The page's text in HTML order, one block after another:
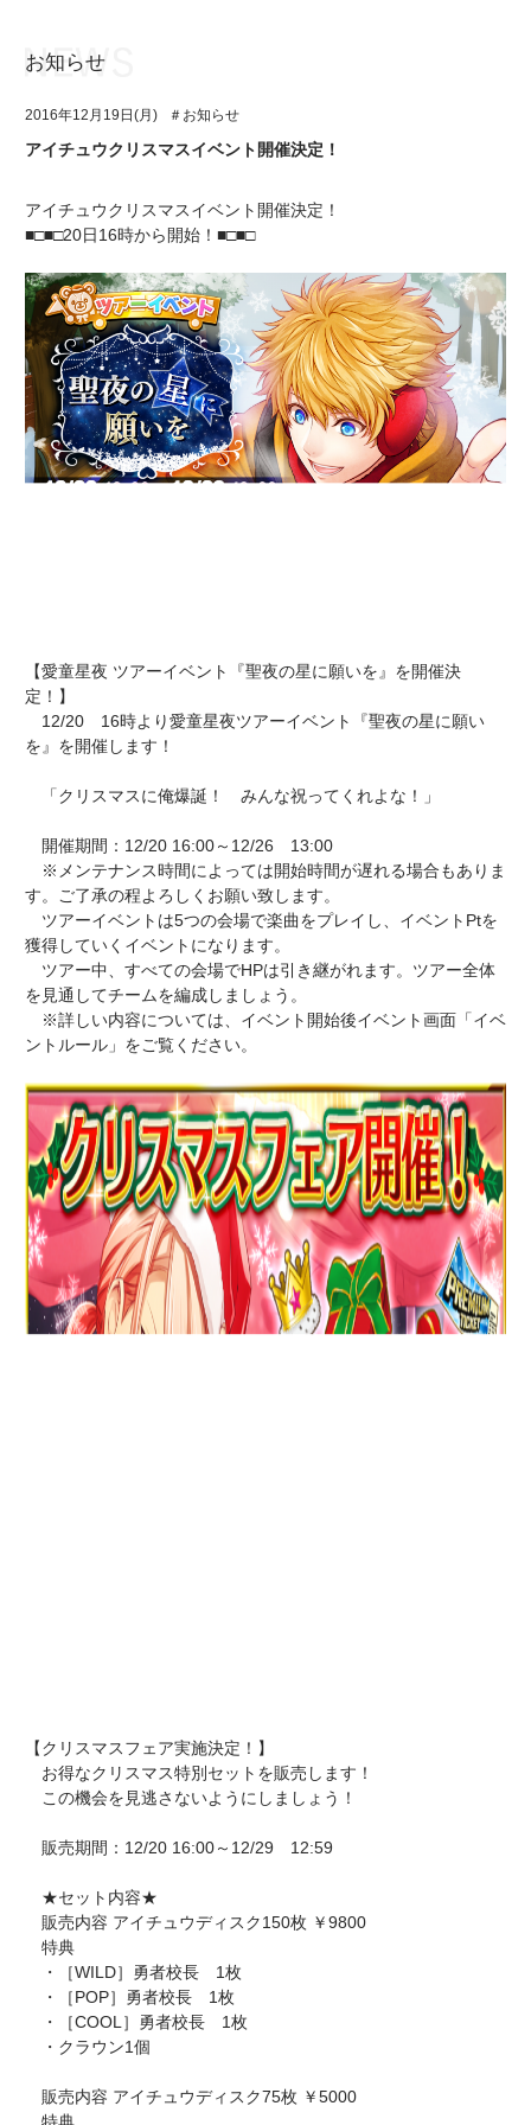
アプリゲーム
イベント・キャンペーン
ミュージック
グッズ・本
ギャラリー
ユニット&キャラクター
アプリゲーム
イベント・キャンペーン
ミュージック
グッズ・本
ギャラリー
お知らせ
2016年12月19日(月) ＃お知らせ
アイチュウクリスマスイベント開催決定！
アイチュウクリスマスイベント開催決定！
■□■□20日16時から開始！■□■□
【愛童星夜 ツアーイベント『聖夜の星に願いを』を開催決
定！】
12/20 16時より愛童星夜ツアーイベント『聖夜の星に願い
を』を開催します！
「クリスマスに俺爆誕！ みんな祝ってくれよな！」
開催期間：12/20 16:00～12/26 13:00
※メンテナンス時間によっては開始時間が遅れる場合もありま
す。ご了承の程よろしくお願い致します。
ツアーイベントは5つの会場で楽曲をプレイし、イベントPtを
獲得していくイベントになります。
ツアー中、すべての会場でHPは引き継がれます。ツアー全体
を見通してチームを編成しましょう。
※詳しい内容については、イベント開始後イベント画面「イベ
ントルール」をご覧ください。
【クリスマスフェア実施決定！】
お得なクリスマス特別セットを販売します！
この機会を見逃さないようにしましょう！
販売期間：12/20 16:00～12/29 12:59
★セット内容★
販売内容 アイチュウディスク150枚 ￥9800
特典
・［WILD］勇者校長 1枚
・［POP］勇者校長 1枚
・［COOL］勇者校長 1枚
・クラウン1個
販売内容 アイチュウディスク75枚 ￥5000
特典